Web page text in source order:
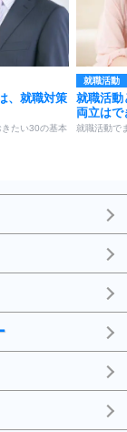
、就職対策
たい30の基本
就職活動
就職活動
両立はで
就職活動で